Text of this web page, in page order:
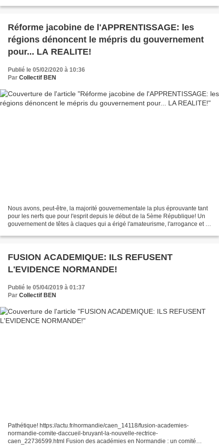
Réforme jacobine de l'APPRENTISSAGE: les
régions dénoncent le mépris du gouvernement
pour... LA REALITE!
Publié le 05/02/2020 à 10:36
Par Collectif BEN
Nous avons, peut-être, la majorité gouvernementale la plus éprouvante tant
pour les nerfs que pour l'esprit depuis le début de la 5ème République! Un
gouvernement de têtes à claques qui a érigé l'amateurisme, l'arrogance et le
FUSION ACADEMIQUE: ILS REFUSENT
L'EVIDENCE NORMANDE!
Publié le 05/04/2019 à 01:37
Par Collectif BEN
Pathétique! https://actu.fr/normandie/caen_14118/fusion-academies-
normandie-comite-daccueil-bruyant-la-nouvelle-rectrice-
caen_22736599.html Fusion des académies en Normandie : un comité